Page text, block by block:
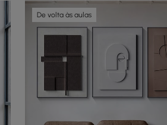
De volta às aulas